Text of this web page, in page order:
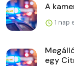
A
1 nap
egy